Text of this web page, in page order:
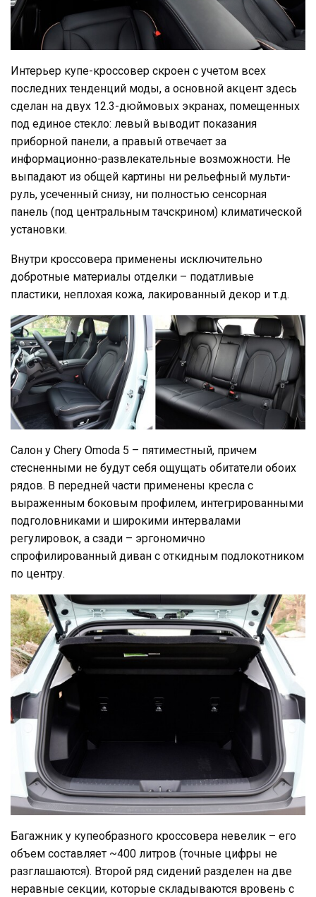
Интерьер купе-кроссовер скроен с учетом всех
последних тенденций моды, а основной акцент здесь
сделан на двух 12.3-дюймовых экранах, помещенных
под единое стекло: левый выводит показания
приборной панели, а правый отвечает за
информационно-развлекательные возможности. Не
выпадают из общей картины ни рельефный мульти-
руль, усеченный снизу, ни полностью сенсорная
панель (под центральным тачскрином) климатической
установки.
Внутри кроссовера применены исключительно
добротные материалы отделки – податливые
пластики, неплохая кожа, лакированный декор и т.д.
Салон у Chery Omoda 5 – пятиместный, причем
стесненными не будут себя ощущать обитатели обоих
рядов. В передней части применены кресла с
выраженным боковым профилем, интегрированными
подголовниками и широкими интервалами
регулировок, а сзади – эргономично
спрофилированный диван с откидным подлокотником
по центру.
Багажник у купеобразного кроссовера невелик – его
объем составляет ~400 литров (точные цифры не
разглашаются). Второй ряд сидений разделен на две
неравные секции, которые складываются вровень с